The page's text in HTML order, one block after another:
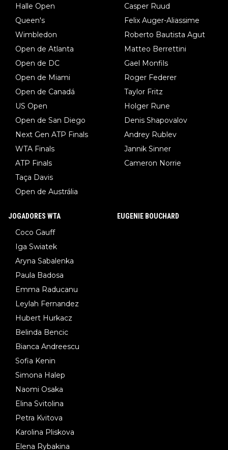
Halle Open
Queen's
Wimbledon
Open de Atlanta
Open de DC
Open de Miami
Open de Canadá
US Open
Open de San Diego
Next Gen ATP Finals
WTA Finals
ATP Finals
Taça Davis
Open de Austrália
Casper Ruud
Felix Auger-Aliassime
Roberto Bautista Agut
Matteo Berrettini
Gael Monfils
Roger Federer
Taylor Fritz
Holger Rune
Denis Shapovalov
Andrey Rublev
Jannik Sinner
Cameron Norrie
JOGADORES WTA
Coco Gauff
Iga Swiatek
Aryna Sabalenka
Paula Badosa
Emma Raducanu
Leylah Fernandez
Hubert Hurkacz
Belinda Bencic
Bianca Andreescu
Sofia Kenin
Simona Halep
Naomi Osaka
Elina Svitolina
Petra Kvitova
Karolina Pliskova
Elena Rybakina
EUGENIE BOUCHARD